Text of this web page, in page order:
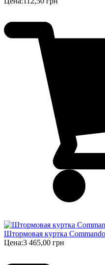
Штормовая куртка
Цена:3 465,00 грн